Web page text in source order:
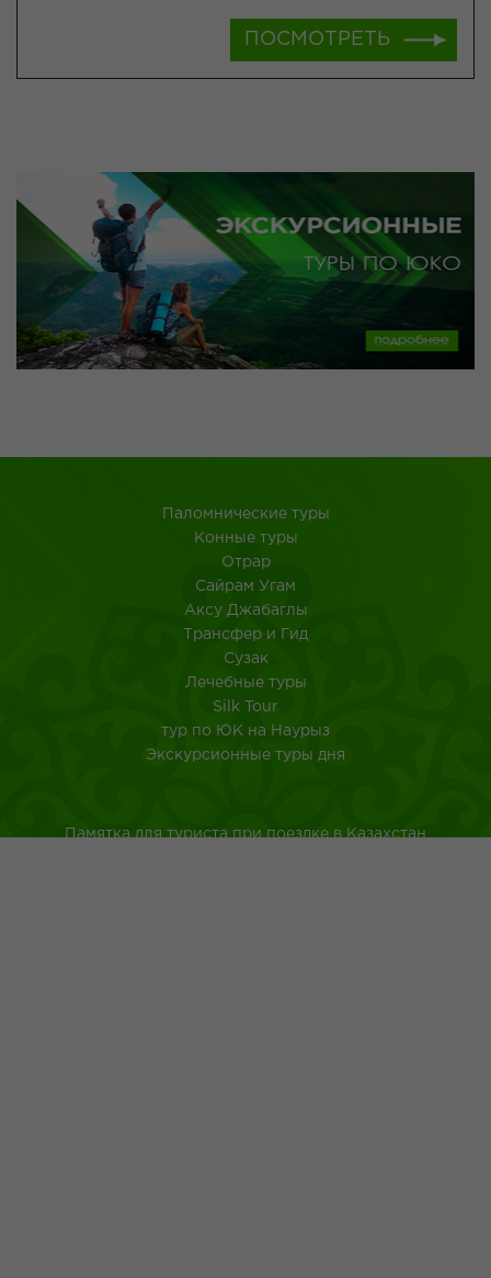
ПОСМОТРЕТЬ
Паломнические туры
Конные туры
Отрар
Сайрам Угам
Аксу Джабаглы
Трансфер и Гид
Сузак
Лечебные туры
Silk Tour
тур по ЮК на Наурыз
Экскурсионные туры дня
Памятка для туриста при поездке в Казахстан